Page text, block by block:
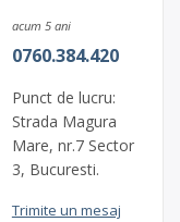
acum 5 ani
0760.384.420
Punct de lucru:
Strada Magura
Mare, nr.7 Sector
3, Bucuresti.
Trimite un mesaj